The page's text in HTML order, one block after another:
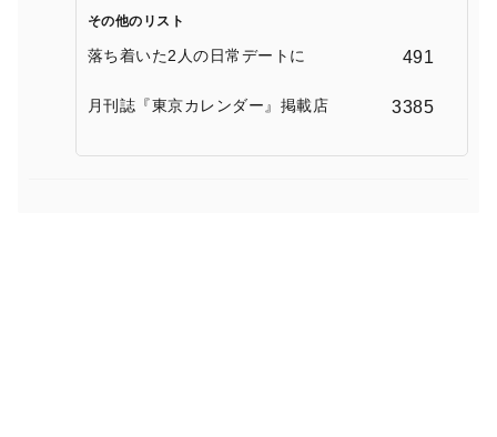
その他のリスト
落ち着いた2人の日常デートに 491
月刊誌『東京カレンダー』掲載店 3385